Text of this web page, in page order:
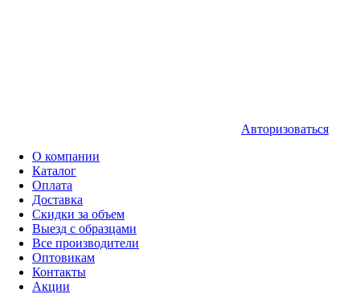
Авторизоваться
О компании
Каталог
Оплата
Доставка
Скидки за объем
Выезд с образцами
Все производители
Оптовикам
Контакты
Акции